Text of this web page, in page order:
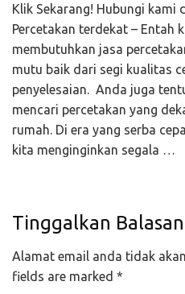
Klik Sekarang! Hubungi kami
Percetakan terdekat – Entah
membutuhkan jasa
mutu baik dari segi kualitas
penyelesaian. Anda juga
mencari percetakan yang
rumah. Di era yang serba
kita menginginkan segala …
Tinggalkan Balasan
Alamat email anda tidak
fields are marked *